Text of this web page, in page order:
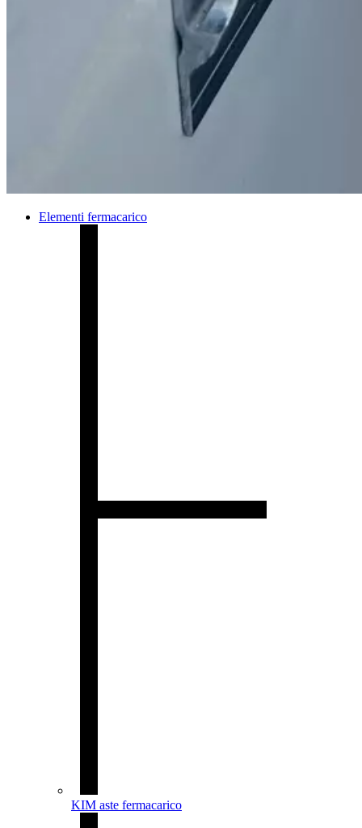
Elementi fermacarico
KIM aste fermacarico